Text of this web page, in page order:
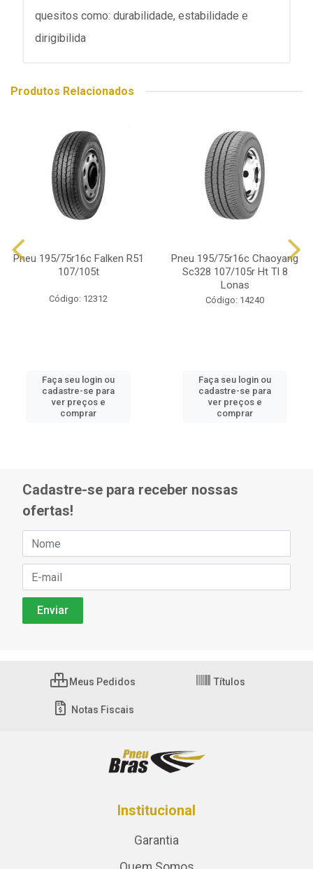
quesitos como: durabilidade, estabilidade e
dirigibilida
Produtos Relacionados
Pneu 195/75r16c Falken R51
107/105t
Código: 12312
Faça seu login ou
cadastre-se para
ver preços e
comprar
Pneu 195/75r16c Chaoyang
Sc328 107/105r Ht Tl 8
Lonas
Código: 14240
Faça seu login ou
cadastre-se para
ver preços e
comprar
Cadastre-se para receber nossas
ofertas!
Meus Pedidos Títulos
Notas Fiscais
Institucional
Garantia